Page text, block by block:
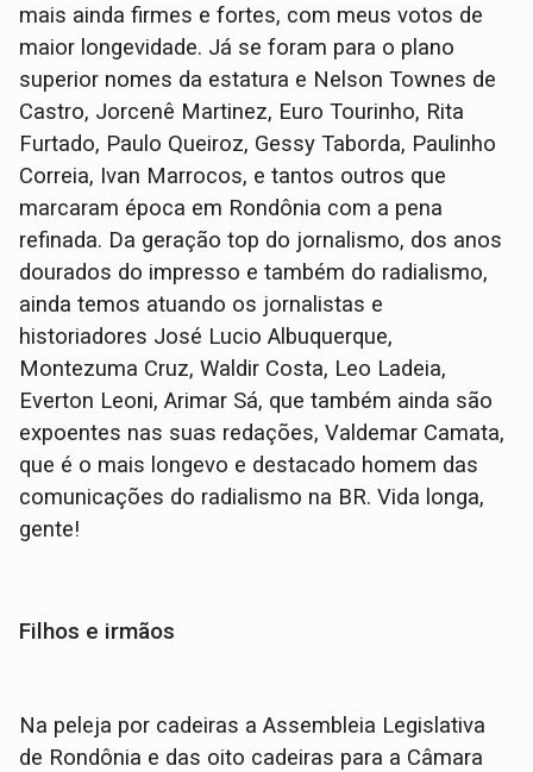
mais ainda firmes e fortes, com meus votos de
maior longevidade. Já se foram para o plano
superior nomes da estatura e Nelson Townes de
Castro, Jorcenê Martinez, Euro Tourinho, Rita
Furtado, Paulo Queiroz, Gessy Taborda, Paulinho
Correia, Ivan Marrocos, e tantos outros que
marcaram época em Rondônia com a pena
refinada. Da geração top do jornalismo, dos anos
dourados do impresso e também do radialismo,
ainda temos atuando os jornalistas e
historiadores José Lucio Albuquerque,
Montezuma Cruz, Waldir Costa, Leo Ladeia,
Everton Leoni, Arimar Sá, que também ainda são
expoentes nas suas redações, Valdemar Camata,
que é o mais longevo e destacado homem das
comunicações do radialismo na BR. Vida longa,
gente!
Filhos e irmãos
Na peleja por cadeiras a Assembleia Legislativa
de Rondônia e das oito cadeiras para a Câmara